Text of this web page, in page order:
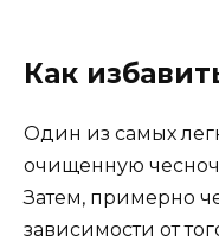
Как
Один из самых
очищенную
Затем, примерно
зависимости от